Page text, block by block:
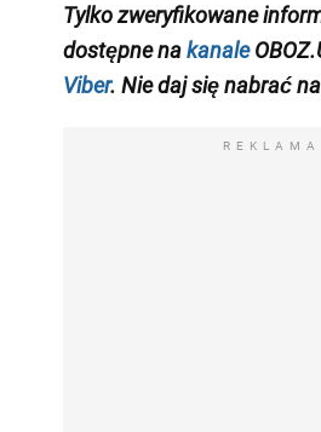
Tylko zweryfikowane
dostępne nakanale
Viber. Nie daj się nabrać
REKLAMA